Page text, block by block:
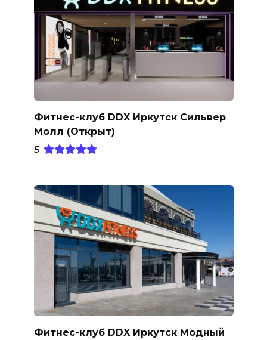
Фитнес-клуб DDX Иркутск Сильвер
Молл (Открыт)
5
Фитнес-клуб DDX Иркутск Модный